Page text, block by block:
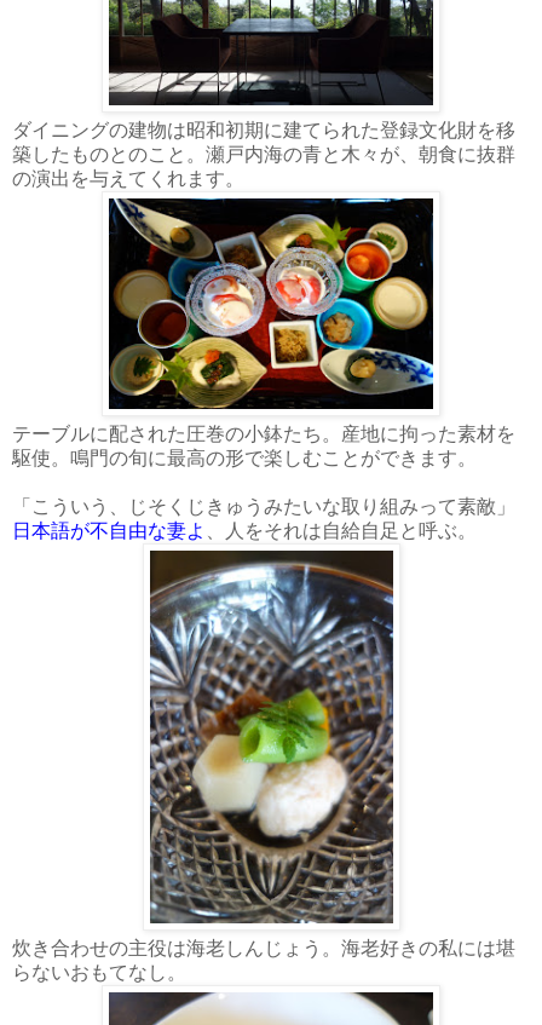
ダイニングの建物は昭和初期に建てられた登録文化財を移
築したものとのこと。瀬戸内海の青と木々が、朝食に抜群
の演出を与えてくれます。
テーブルに配された圧巻の小鉢たち。産地に拘った素材を
駆使。鳴門の旬に最高の形で楽しむことができます。
「こういう、じそくじきゅうみたいな取り組みって素敵」
日本語が不自由な妻よ
、人をそれは自給自足と呼ぶ。
炊き合わせの主役は海老しんじょう。海老好きの私には堪
らないおもてなし。